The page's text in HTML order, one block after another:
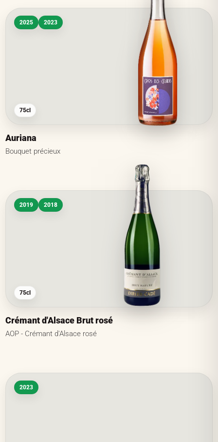
2025 2023
75cl
Auriana
Bouquet précieux
2019 2018
75cl
Crémant d'Alsace Brut rosé
AOP - Crémant d'Alsace rosé
2023